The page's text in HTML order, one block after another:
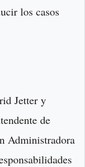
los casos
Jetter y
de
Administradora